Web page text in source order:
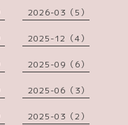
2026-03（5）
2025-12（4）
2025-09（6）
2025-06（3）
2025-03（2）